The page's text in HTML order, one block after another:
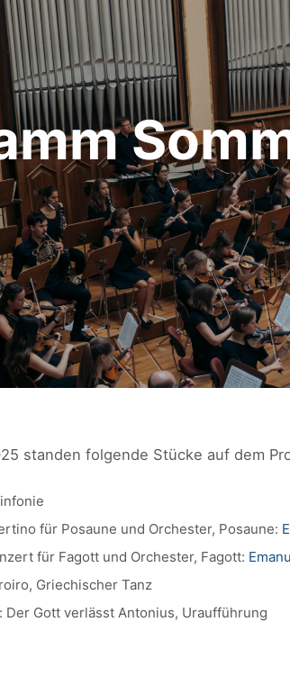
standen folgende Stücke auf dem
für Posaune und Orchester, Posaune:
für Fagott und Orchester, Fagott:
Griechischer Tanz
Der Gott verlässt Antonius, Uraufführung